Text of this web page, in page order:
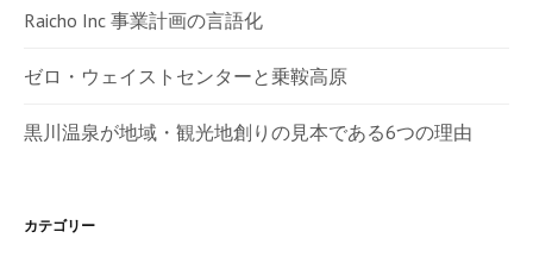
Raicho Inc 事業計画の言語化
ゼロ・ウェイストセンターと乗鞍高原
黒川温泉が地域・観光地創りの見本である6つの理由
カテゴリー